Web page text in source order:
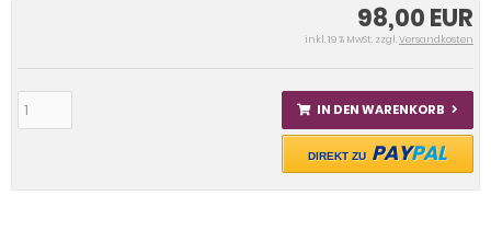
98,00 EUR
inkl. 19 % MwSt. zzgl.Versandkosten
IN DEN WARENKORB
DIREKT ZU PAYPAL